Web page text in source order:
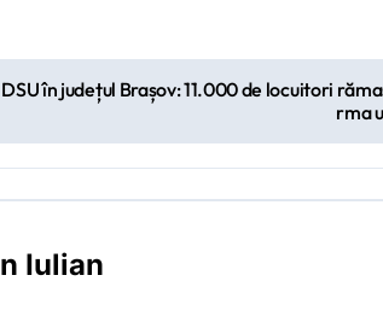
în județul Brașov: 11.000 de locuitori
rma
Iulian